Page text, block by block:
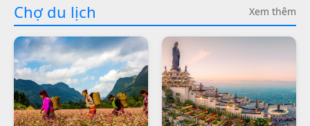
Chợ du lịch Xem thêm